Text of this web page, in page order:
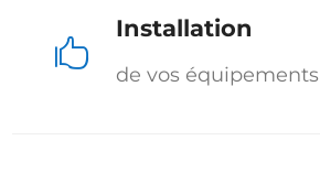

Installation
de vos équipements